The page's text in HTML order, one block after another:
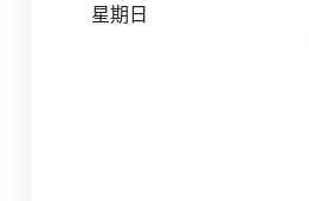
星期日